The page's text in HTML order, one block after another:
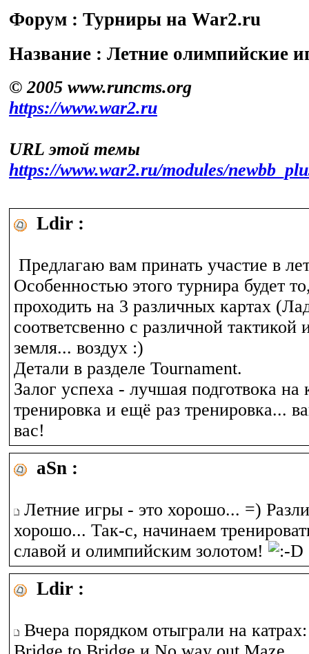
Форум : Турниры на War2.ru
Название : Летние олимпийские
© 2005 www.runcms.org
https://www.war2.ru
URL этой темы
https://www.war2.ru/modules/
Ldir :
Предлагаю вам принать участие в
Особенностью этого турнира будет
проходить на 3 различных картах
соответсвенно с различной
земля... воздух :)
Детали в разделe Tournament.
Залог успеха - лучшая подготвока на
тренировка и ещё раз тренировка...
вас!
aSn :
Летние игры - это хорошо... =)
хорошо... Так-с, начинаем
славой и олимпийским золотом!
Ldir :
Вчера порядком отыграли на катрах: